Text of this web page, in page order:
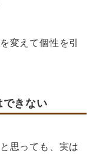
変えて個性を引
きない
思っても、実は